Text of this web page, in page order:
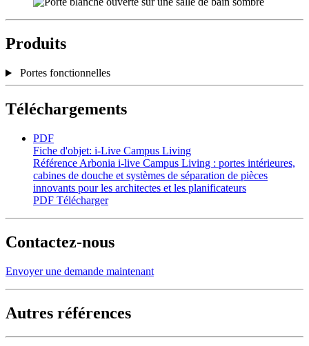
Produits
Portes fonctionnelles
Téléchargements
PDF
Fiche d'objet: i-Live Campus Living
Référence Arbonia i-live Campus Living : portes intérieures,
cabines de douche et systèmes de séparation de pièces
innovants pour les architectes et les planificateurs
PDF Télécharger
Contactez-nous
Envoyer une demande maintenant
Autres références